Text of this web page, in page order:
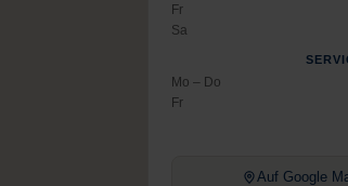
Fr
Sa
Mo – Do
Fr
Auf Google